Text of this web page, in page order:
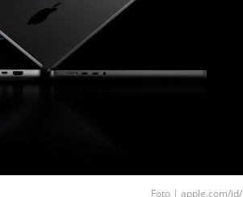
Foto | apple.com/id/